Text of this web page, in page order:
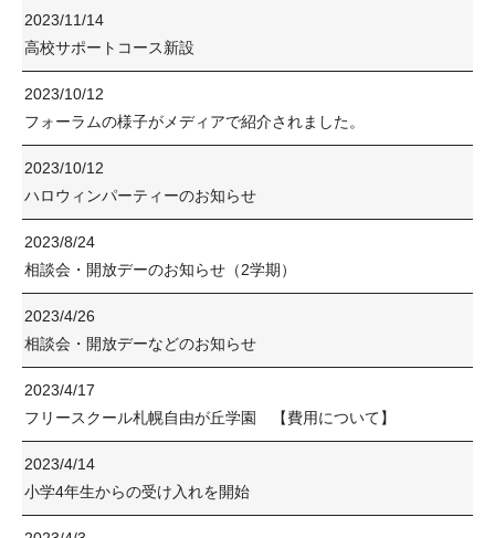
2023/11/14
高校サポートコース新設
2023/10/12
フォーラムの様子がメディアで紹介されました。
2023/10/12
ハロウィンパーティーのお知らせ
2023/8/24
相談会・開放デーのお知らせ（2学期）
2023/4/26
相談会・開放デーなどのお知らせ
2023/4/17
フリースクール札幌自由が丘学園 【費用について】
2023/4/14
小学4年生からの受け入れを開始